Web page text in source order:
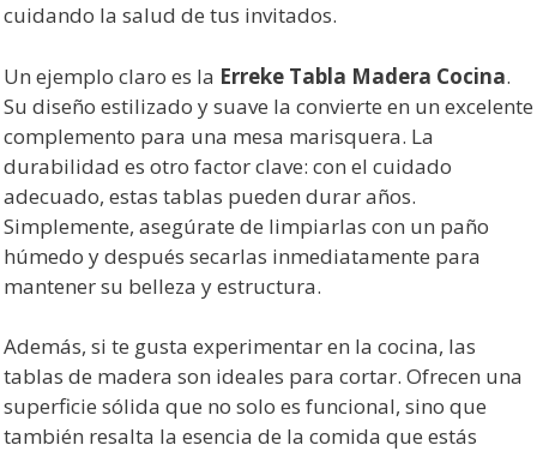
cuidando la salud de tus invitados.
Un ejemplo claro es la Erreke Tabla Madera Cocina.
Su diseño estilizado y suave la convierte en un excelente
complemento para una mesa marisquera. La
durabilidad es otro factor clave: con el cuidado
adecuado, estas tablas pueden durar años.
Simplemente, asegúrate de limpiarlas con un paño
húmedo y después secarlas inmediatamente para
mantener su belleza y estructura.
Además, si te gusta experimentar en la cocina, las
tablas de madera son ideales para cortar. Ofrecen una
superficie sólida que no solo es funcional, sino que
también resalta la esencia de la comida que estás